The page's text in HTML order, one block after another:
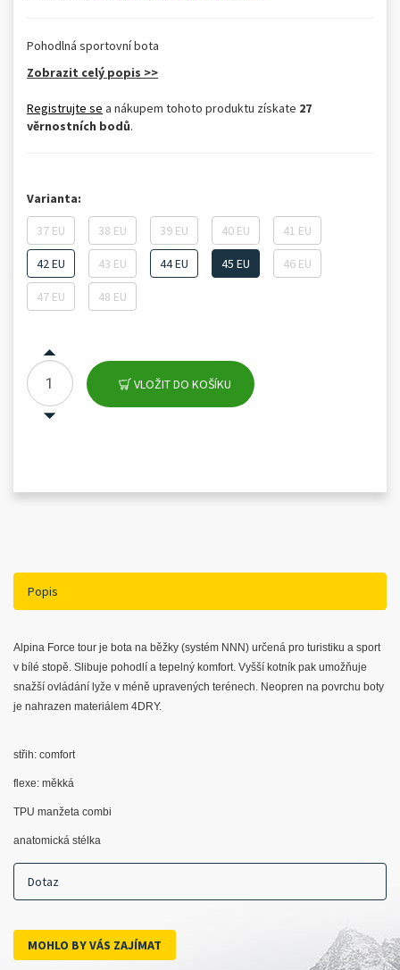
Pohodlná sportovní bota
Zobrazit celý popis >>
Registrujte se a nákupem tohoto produktu získate 27
věrnostních bodů.
Varianta:
37 EU
38 EU 39 EU 40 EU 41 EU
42 EU 43 EU 44 EU 45 EU 46 EU
47 EU 48 EU
VLOŽIT DO KOŠÍKU
Popis
Alpina Force tour je bota na běžky (systém NNN) určená pro turistiku a sport
v bílé stopě. Slibuje pohodlí a tepelný komfort. Vyšší kotník pak umožňuje
snažší ovládání lyže v méně upravených terénech. Neopren na povrchu boty
je nahrazen materiálem 4DRY.
střih: comfort
flexe: měkká
TPU manžeta combi
anatomická stélka
Dotaz
MOHLO BY VÁS ZAJÍMAT